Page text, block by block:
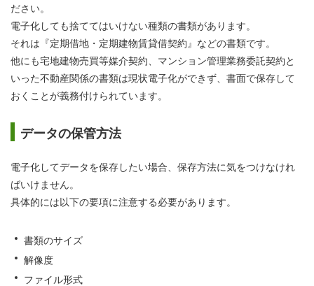
ださい。
電子化しても捨ててはいけない種類の書類があります。
それは『定期借地・定期建物賃貸借契約』などの書類です。
他にも宅地建物売買等媒介契約、マンション管理業務委託契約と
いった不動産関係の書類は現状電子化ができず、書面で保存して
おくことが義務付けられています。
データの保管方法
電子化してデータを保存したい場合、保存方法に気をつけなけれ
ばいけません。
具体的には以下の要項に注意する必要があります。
書類のサイズ
解像度
ファイル形式